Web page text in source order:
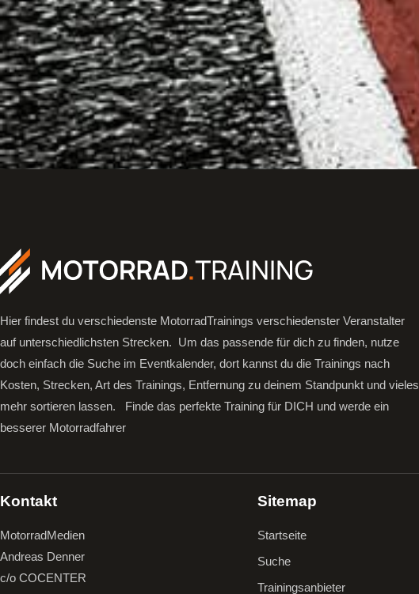
Hier findest du verschiedenste MotorradTrainings verschiedenster Veranstalter
auf unterschiedlichsten Strecken. Um das passende für dich zu finden, nutze
doch einfach die Suche im Eventkalender, dort kannst du die Trainings nach
Kosten, Strecken, Art des Trainings, Entfernung zu deinem Standpunkt und vieles
mehr sortieren lassen. Finde das perfekte Training für DICH und werde ein
besserer Motorradfahrer
Kontakt
MotorradMedien
Andreas Denner
c/o COCENTER
Sitemap
Startseite
Suche
Trainingsanbieter